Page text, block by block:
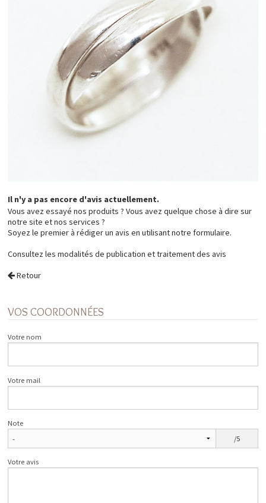
Il n'y a pas encore d'avis actuellement.
Vous avez essayé nos produits ? Vous avez quelque chose à dire sur
notre site et nos services ?
Soyez le premier à rédiger un avis en utilisant notre formulaire.
Consultez lesmodalités de publication et traitement des avis
Retour
VOS COORDONNÉES
Votre nom
Votre mail
Note
/5
Votre avis